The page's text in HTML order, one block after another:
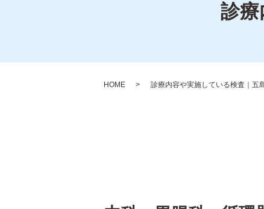
診
HOME 診療内容や実施している検査｜五